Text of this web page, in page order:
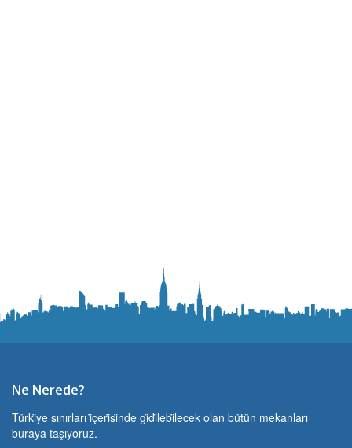
Ne Nerede?
Türki̇ye sınırları i̇çeri̇si̇nde gi̇di̇lebi̇lecek olan bütün mekanları
buraya taşıyoruz.